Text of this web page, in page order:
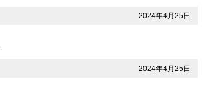
2024年4月25日
2024年4月25日